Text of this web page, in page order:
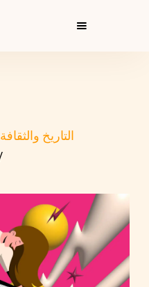
التاريخ والثقافة